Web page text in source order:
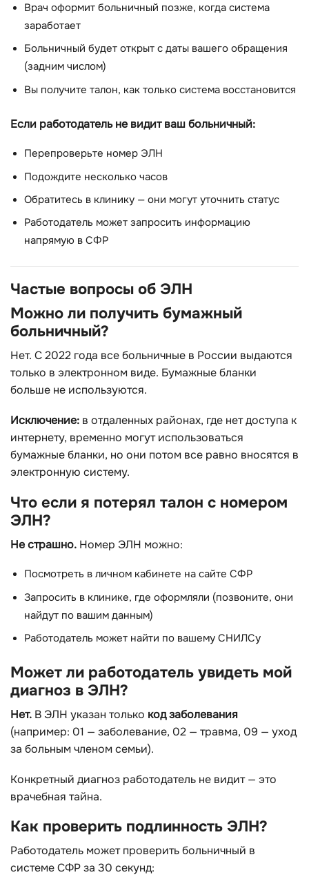
Врач оформит больничный позже, когда система
заработает
Больничный будет открыт с даты вашего обращения
(задним числом)
Вы получите талон, как только система восстановится
Если работодатель не видит ваш больничный:
Перепроверьте номер ЭЛН
Подождите несколько часов
Обратитесь в клинику — они могут уточнить статус
Работодатель может запросить информацию
напрямую в СФР
Частые вопросы об ЭЛН
Можно ли получить бумажный
больничный?
Нет. С 2022 года все больничные в России выдаются
только в электронном виде. Бумажные бланки
больше не используются.
Исключение: в отдаленных районах, где нет доступа к
интернету, временно могут использоваться
бумажные бланки, но они потом все равно вносятся в
электронную систему.
Что если я потерял талон с номером
ЭЛН?
Не страшно. Номер ЭЛН можно:
Посмотреть в личном кабинете на сайте СФР
Запросить в клинике, где оформляли (позвоните, они
найдут по вашим данным)
Работодатель может найти по вашему СНИЛСу
Может ли работодатель увидеть мой
диагноз в ЭЛН?
Нет. В ЭЛН указан только код заболевания
(например: 01 — заболевание, 02 — травма, 09 — уход
за больным членом семьи).
Конкретный диагноз работодатель не видит — это
врачебная тайна.
Как проверить подлинность ЭЛН?
Работодатель может проверить больничный в
системе СФР за 30 секунд: